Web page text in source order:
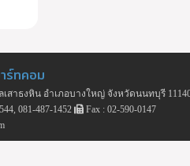
ร์ทคอม
สาธงหิน อำเภอบางใหญ่ จังหวัดนนทบุรี
081-487-1452
Fax : 02-590-0147